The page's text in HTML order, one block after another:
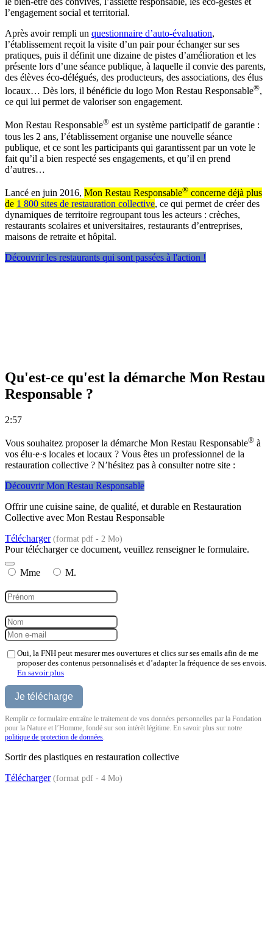
l’engagement social et territorial.
Après avoir rempli un questionnaire d’auto-évaluation,
l’établissement reçoit la visite d’un pair pour échanger sur ses
pratiques, puis il définit une dizaine de pistes d’amélioration et les
présente lors d’une séance publique, à laquelle il convie des parents,
des élèves éco-délégués, des producteurs, des associations, des élus
locaux… Dès lors, il bénéficie du logo Mon Restau Responsable®,
ce qui lui permet de valoriser son engagement.
Mon Restau Responsable® est un système participatif de garantie :
tous les 2 ans, l’établissement organise une nouvelle séance
publique, et ce sont les participants qui garantissent par un vote le
fait qu’il a bien respecté ses engagements, et qu’il en prend
d’autres…
Lancé en juin 2016, Mon Restau Responsable® concerne déjà plus
de 1 800 sites de restauration collective, ce qui permet de créer des
dynamiques de territoire regroupant tous les acteurs : crèches,
restaurants scolaires et universitaires, restaurants d’entreprises,
maisons de retraite et hôpital.
Découvrir les restaurants qui sont passées à l'action !
Qu'est-ce qu'est la démarche Mon Restau
Responsable ?
2:57
Vous souhaitez proposer la démarche Mon Restau Responsable® à
vos élu·e·s locales et locaux ? Vous êtes un professionnel de la
restauration collective ? N’hésitez pas à consulter notre site :
Découvrir Mon Restau Responsable
Offrir une cuisine saine, de qualité, et durable en Restauration
Collective avec Mon Restau Responsable
Télécharger (format pdf - 2 Mo)
Pour télécharger ce document, veuillez renseigner le formulaire.
Mme M.
Oui, la FNH peut mesurer mes ouvertures et clics sur ses emails afin de me
proposer des contenus personnalisés et d’adapter la fréquence de ses envois.
En savoir plus
Remplir ce formulaire entraîne le traitement de vos données personnelles par la Fondation
pour la Nature et l’Homme, fondé sur son intérêt légitime. En savoir plus sur notre
politique de protection de données.
Sortir des plastiques en restauration collective
Télécharger (format pdf - 4 Mo)